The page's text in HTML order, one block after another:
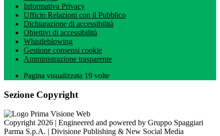
Informativa Privacy
Ufficio Relazioni con il Pubblico
Dichiarazione di accessibilità
Obiettivi di accessibilità
Whistleblowing
Gestione consensi cookie
Amministrazione trasparente
Pagina visualizzata 19 volte
Sezione Copyright
Copyright 2026 | Engineered and powered by Gruppo Spaggiari
Parma S.p.A. | Divisione Publishing & New Social Media